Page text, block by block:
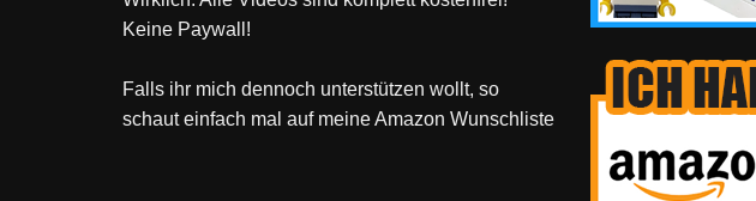
Keine Paywall!
Falls ihr mich dennoch unterstützen wollt, so
schaut einfach mal auf meine Amazon Wunschliste